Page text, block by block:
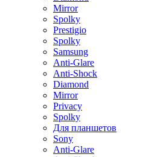
Mirror
Spolky
Prestigio
Spolky
Samsung
Anti-Glare
Anti-Shock
Diamond
Mirror
Privacy
Spolky
Для планшетов
Sony
Anti-Glare